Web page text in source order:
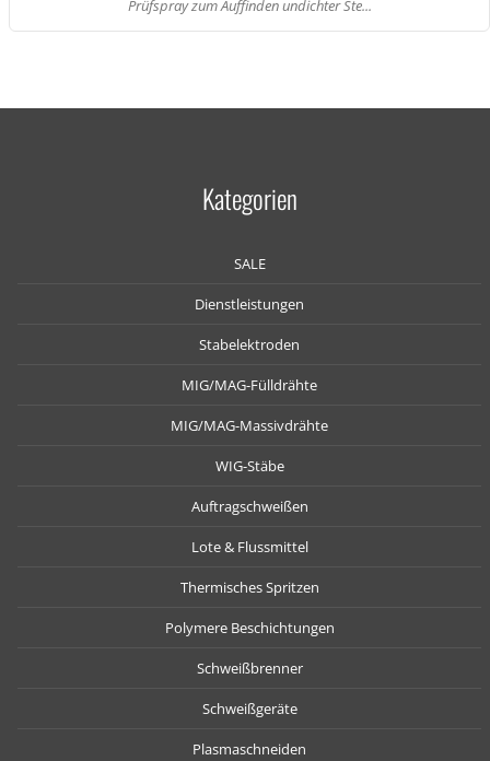
Prüfspray zum Auffinden undichter Ste...
Kategorien
SALE
Dienstleistungen
Stabelektroden
MIG/MAG-Fülldrähte
MIG/MAG-Massivdrähte
WIG-Stäbe
Auftragschweißen
Lote & Flussmittel
Thermisches Spritzen
Polymere Beschichtungen
Schweißbrenner
Schweißgeräte
Plasmaschneiden